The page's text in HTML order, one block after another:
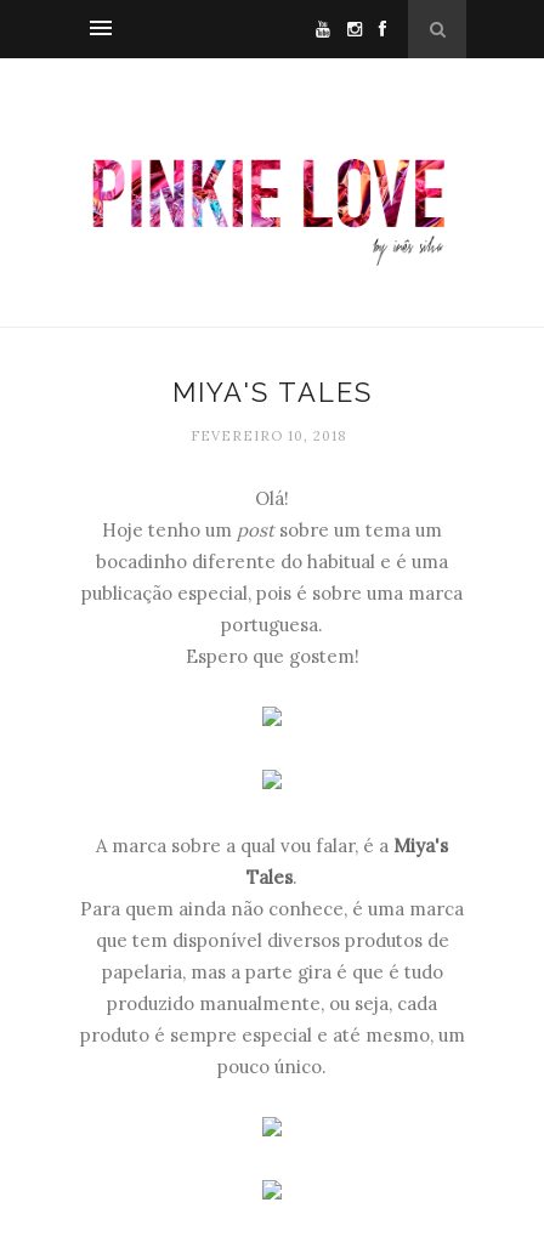
MIYA'S TALES
FEVEREIRO 10, 2018
Olá!
Hoje tenho um post sobre um tema um
bocadinho diferente do habitual e é uma
publicação especial, pois é sobre uma marca
portuguesa.
Espero que gostem!
A marca sobre a qual vou falar, é a Miya's
Tales.
Para quem ainda não conhece, é uma marca
que tem disponível diversos produtos de
papelaria, mas a parte gira é que é tudo
produzido manualmente, ou seja, cada
produto é sempre especial e até mesmo, um
pouco único.